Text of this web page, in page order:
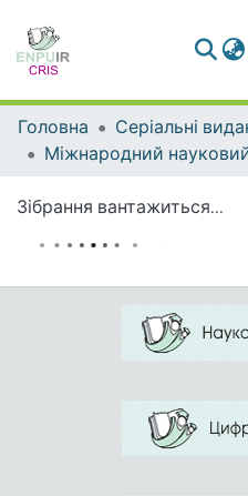
Головна
Зібрання вантажиться...